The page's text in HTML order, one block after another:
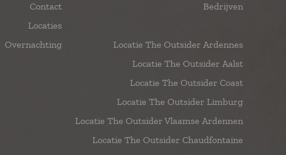
Bedrijven
Locatie The Outsider Ardennes
Locatie The Outsider Aalst
Locatie The Outsider Coast
Locatie The Outsider Limburg
Locatie The Outsider Vlaamse Ardennen
Locatie The Outsider Chaudfontaine
Contact
Locaties
Overnachting